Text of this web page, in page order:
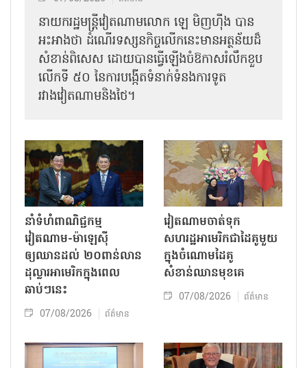
នាយករដ្ឋមន្ត្រីវៀតណាមលោក ឡេ មិញហ៊ឹង បាន
អះអាងថា ដំណើរទស្សនកិច្ចលើកនេះមានអត្ថន័យដ៏
សំខាន់ពិសេស ដោយបានធ្វើឡើងចំឱកាសរំលឹកខួប
លើកទី ៥០ នៃការបង្កើតទំនាក់ទំនងការទូត
រវាងវៀតណាមនិងថៃ។
នាំទំហំពាណិជ្ជកម្ម
វៀតណាម-ម៉ាឡេស៊ី
ឲ្យឈានដល់ ២០ពាន់លាន
ដុល្លារអាមេរិកក្នុងពេល
ឆាប់ៗនេះ
07/08/2026 ព័ត៌មាន
វៀតណាមចាត់ទុក
សហរដ្ឋអាមេរិកជាដៃគូមួយ
ក្នុងចំណោមដៃគូ
សំខាន់ឈានមុខគេ
07/08/2026 ព័ត៌មាន